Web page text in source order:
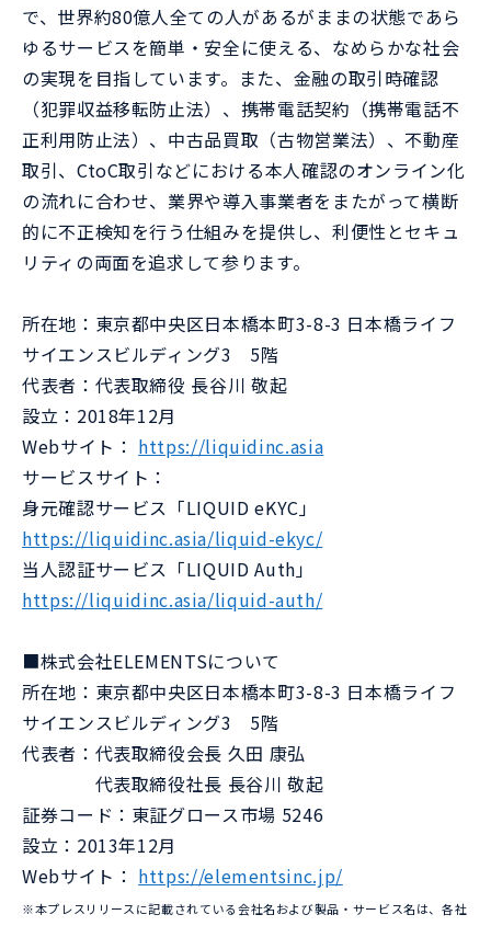
で、世界約80億人全ての人があるがままの状態であら
ゆるサービスを簡単・安全に使える、なめらかな社会
の実現を目指しています。また、金融の取引時確認
（犯罪収益移転防止法）、携帯電話契約（携帯電話不
正利用防止法）、中古品買取（古物営業法）、不動産
取引、CtoC取引などにおける本人確認のオンライン化
の流れに合わせ、業界や導入事業者をまたがって横断
的に不正検知を行う仕組みを提供し、利便性とセキュ
リティの両面を追求して参ります。
所在地：東京都中央区日本橋本町3-8-3 日本橋ライフ
サイエンスビルディング3 5階
代表者：代表取締役 長谷川 敬起
設立：2018年12月
Webサイト： https://liquidinc.asia
サービスサイト：
身元確認サービス「LIQUID eKYC」
https://liquidinc.asia/liquid-ekyc/
当人認証サービス「LIQUID Auth」
https://liquidinc.asia/liquid-auth/
■株式会社ELEMENTSについて
所在地：東京都中央区日本橋本町3-8-3 日本橋ライフ
サイエンスビルディング3 5階
代表者：代表取締役会長 久田 康弘
代表取締役社長 長谷川 敬起
証券コード：東証グロース市場 5246
設立：2013年12月
Webサイト： https://elementsinc.jp/
※本プレスリリースに記載されている会社名および製品・サービス名は、各社